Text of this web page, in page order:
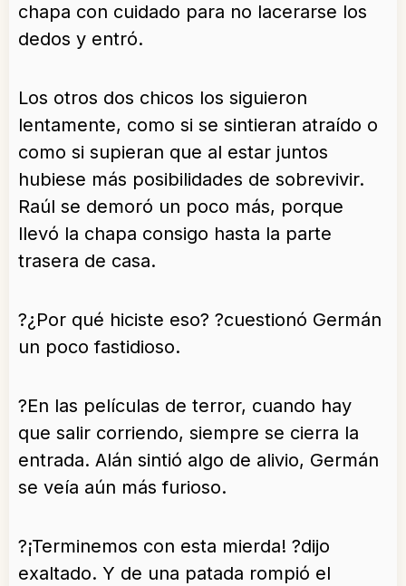
chapa con cuidado para no lacerarse los
dedos y entró.
Los otros dos chicos los siguieron
lentamente, como si se sintieran atraído o
como si supieran que al estar juntos
hubiese más posibilidades de sobrevivir.
Raúl se demoró un poco más, porque
llevó la chapa consigo hasta la parte
trasera de casa.
?¿Por qué hiciste eso? ?cuestionó Germán
un poco fastidioso.
?En las películas de terror, cuando hay
que salir corriendo, siempre se cierra la
entrada. Alán sintió algo de alivio, Germán
se veía aún más furioso.
?¡Terminemos con esta mierda! ?dijo
exaltado. Y de una patada rompió el